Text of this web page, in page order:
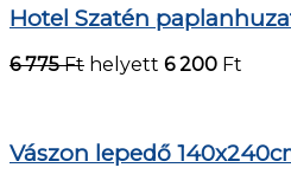
Hotel Szatén
6 775 Ft helyett 6 200 Ft
Vászon lepedő